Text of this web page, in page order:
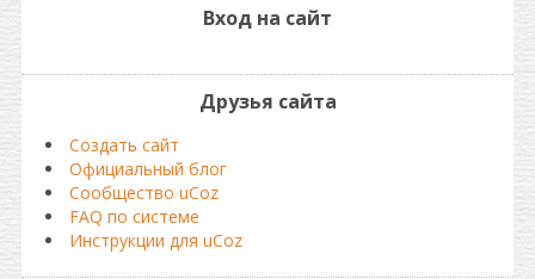
Вход на сайт
Друзья сайта
Создать сайт
Официальный блог
Сообщество uCoz
FAQ по системе
Инструкции для uCoz